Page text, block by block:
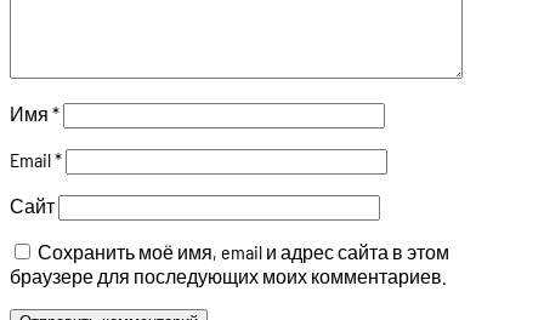
Имя *
Email*
Сайт
Сохранить моё имя, email и адрес сайта в этом
браузере для последующих моих комментариев.